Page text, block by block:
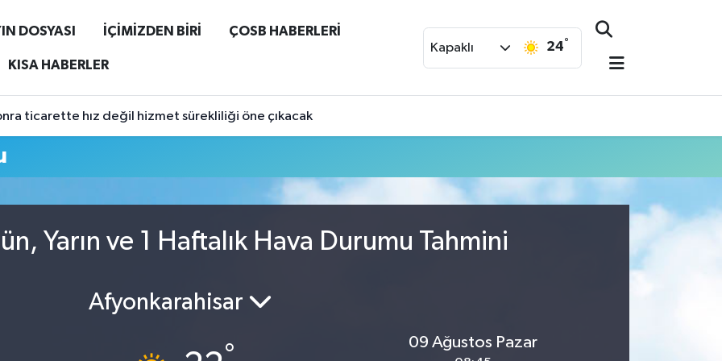
DOSYASI İÇİMİZDEN BİRİ ÇOSB HABERLERİ
KISA HABERLER
Kapaklı 24°
ticarette hız değil hizmet sürekliliği öne çıkacak
Yarın ve 1 Haftalık Hava Durumu Tahmini
Afyonkarahisar
°
09 Ağustos Pazar